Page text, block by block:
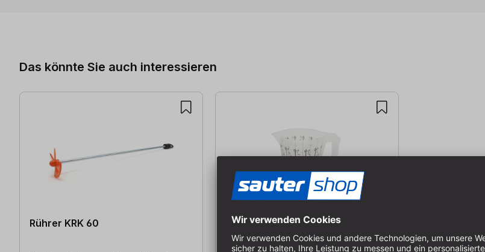
Das könnte Sie auch interessieren
Rührer KRK 60
Außenbehälter für Mischbecher
1000 ml